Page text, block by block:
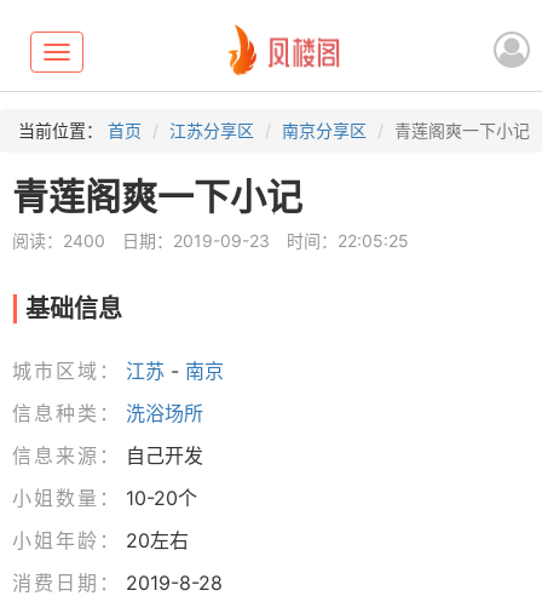
Toggle
navigation
当前位置： 首页 江苏分享区 南京分享区 青莲阁爽一下小记
青莲阁爽一下小记
阅读：2400 日期：2019-09-23 时间：22:05:25
基础信息
城市区域： 江苏 - 南京
信息种类：
洗浴场所
信息来源：
自己开发
小姐数量：
10-20个
小姐年龄：
20左右
消费日期：
2019-8-28